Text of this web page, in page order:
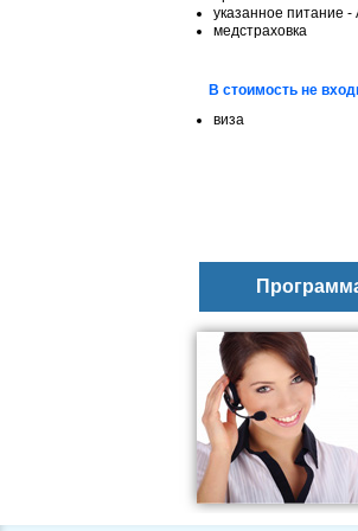
указанное питание -
медстраховка
В стоимость не
виза